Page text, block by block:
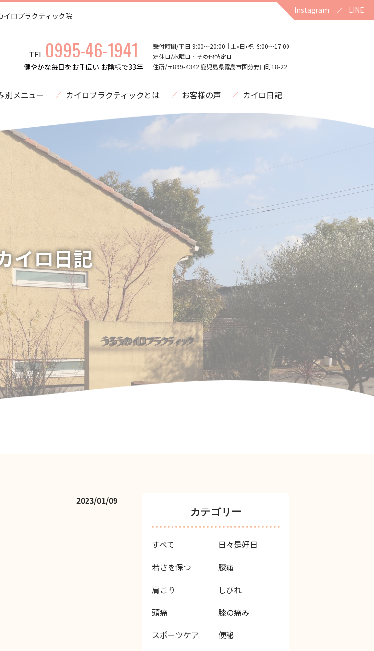
Instagram LINE
イロプラクティック院
TEL.0995-46-1941
健やかな毎日をお手伝い お陰様で33年
受付時間/平日 9:00〜20:00｜土•日•祝 9:00〜17:00
定休日/水曜日・その他特定日
住所/〒899-4342 鹿児島県霧島市国分野口町18-22
別メニュー カイロプラクティックとは お客様の声 カイロ日記
イロ日記
2023/01/09
カテゴリー
すべて
日々是好日
若さを保つ
腰痛
肩こり
しびれ
頭痛
膝の痛み
スポーツケア
便秘